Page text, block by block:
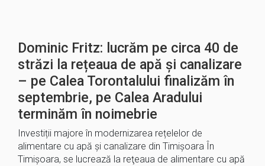
Dominic Fritz: lucrăm pe circa 40 de
străzi la rețeaua de apă și canalizare
– pe Calea Torontalului finalizăm în
septembrie, pe Calea Aradului
terminăm în noimebrie
Investiții majore în modernizarea rețelelor de
alimentare cu apă și canalizare din Timișoara În
Timișoara, se lucrează la reţeaua de alimentare cu apă